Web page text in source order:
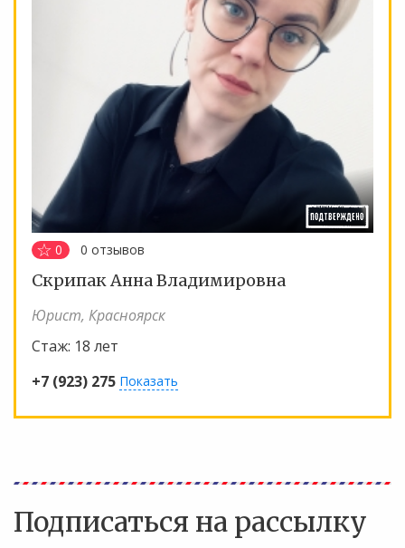
0 0 отзывов
Скрипак Анна Владимировна
Юрист, Красноярск
Стаж: 18 лет
+7 (923) 275 Показать
Подписаться на рассылку